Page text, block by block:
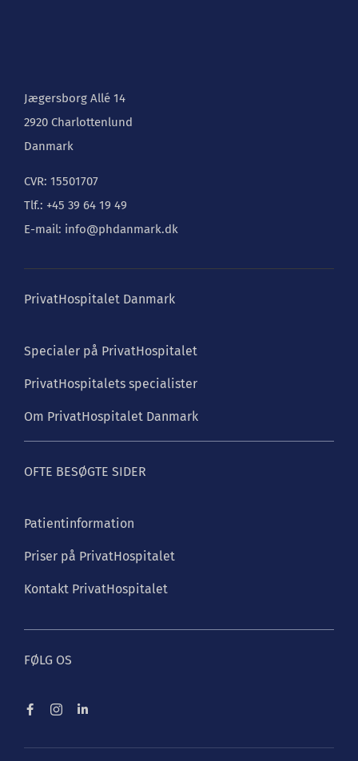
Jægersborg Allé 14
2920 Charlottenlund
Danmark
CVR: 15501707
Tlf.: +45 39 64 19 49
E-mail: info@phdanmark.dk
PrivatHospitalet Danmark
Specialer på PrivatHospitalet
PrivatHospitalets specialister
Om PrivatHospitalet Danmark
OFTE BESØGTE SIDER
Patientinformation
Priser på PrivatHospitalet
Kontakt PrivatHospitalet
FØLG OS